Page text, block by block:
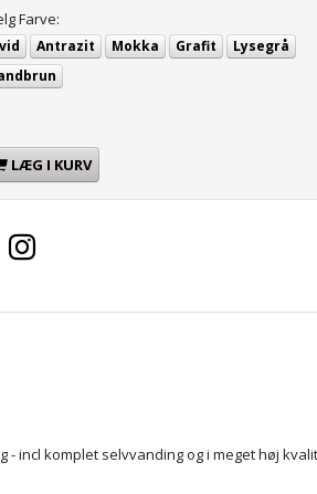
Farve:
Antrazit Mokka Grafit
Lysegrå
LÆG I KURV
incl komplet selvvanding og i meget høj